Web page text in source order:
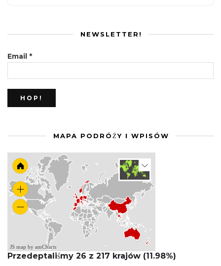
NEWSLETTER!
Email *
MAPA PODRÓŻY I WPISÓW
JS map by amCharts
Przedeptaliśmy 26 z 217 krajów (11.98%)